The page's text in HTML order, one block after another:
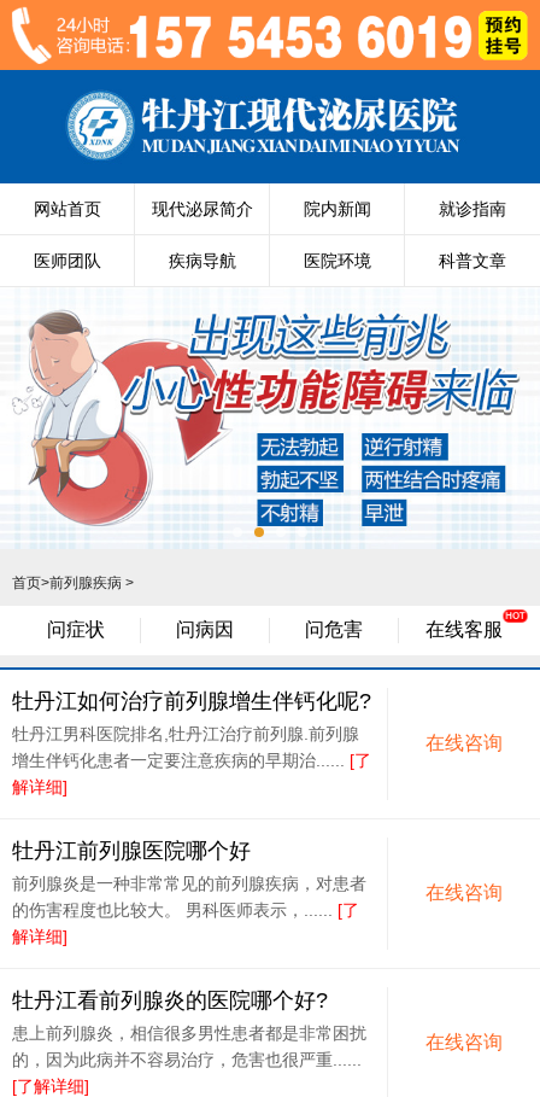
网站首页 现代泌尿简介 院内新闻 就诊指南
医师团队 疾病导航 医院环境 科普文章
首页>前列腺疾病 >
问症状 问病因 问危害 在线客服
牡丹江如何治疗前列腺增生伴钙化呢?
牡丹江男科医院排名,牡丹江治疗前列腺.前列腺
增生伴钙化患者一定要注意疾病的早期治...... [了
解详细]
在线咨询
牡丹江前列腺医院哪个好
前列腺炎是一种非常常见的前列腺疾病，对患者
的伤害程度也比较大。 男科医师表示，...... [了
解详细]
在线咨询
牡丹江看前列腺炎的医院哪个好?
患上前列腺炎，相信很多男性患者都是非常困扰
的，因为此病并不容易治疗，危害也很严重......
[了解详细]
在线咨询